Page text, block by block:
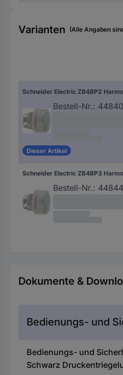
Varianten (Alle Angaben
Bestell-Nr.:
Dieser Artikel
Bestell-Nr.:
Dokumente &
Bedienungs- und
Bedienungs- und
Schwarz